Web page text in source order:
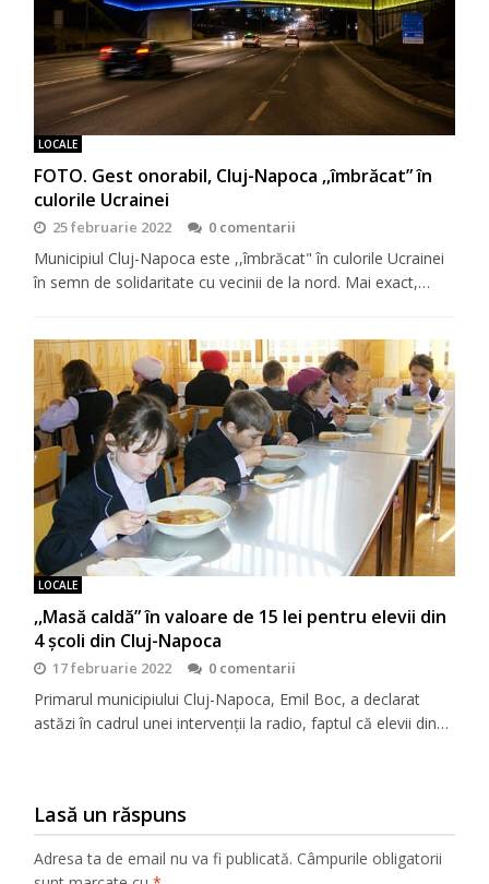
LOCALE
FOTO. Gest onorabil, Cluj-Napoca ,,îmbrăcat” în
culorile Ucrainei
25 februarie 2022 0 comentarii
Municipiul Cluj-Napoca este ,,îmbrăcat" în culorile Ucrainei
în semn de solidaritate cu vecinii de la nord. Mai exact,…
LOCALE
,,Masă caldă” în valoare de 15 lei pentru elevii din
4 școli din Cluj-Napoca
17 februarie 2022 0 comentarii
Primarul municipiului Cluj-Napoca, Emil Boc, a declarat
astăzi în cadrul unei intervenții la radio, faptul că elevii din…
Lasă un răspuns
Adresa ta de email nu va fi publicată. Câmpurile obligatorii